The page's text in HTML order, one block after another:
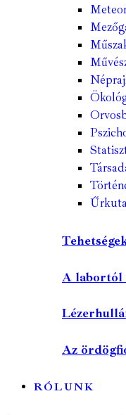
A labortól
Az
RÓLUNK